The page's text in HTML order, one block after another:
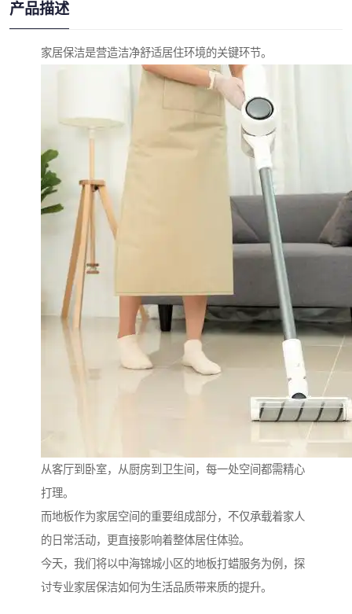
产品描述
家居保洁是营造洁净舒适居住环境的关键环节。
从客厅到卧室，从厨房到卫生间，每一处空间都需精心
打理。
而地板作为家居空间的重要组成部分，不仅承载着家人
的日常活动，更直接影响着整体居住体验。
今天，我们将以中海锦城小区的地板打蜡服务为例，探
讨专业家居保洁如何为生活品质带来质的提升。